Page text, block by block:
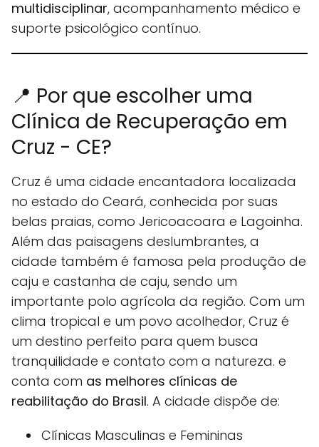
multidisciplinar, acompanhamento médico e
suporte psicológico contínuo.
📍 Por que escolher uma
Clínica de Recuperação em
Cruz - CE?
Cruz é uma cidade encantadora localizada
no estado do Ceará, conhecida por suas
belas praias, como Jericoacoara e Lagoinha.
Além das paisagens deslumbrantes, a
cidade também é famosa pela produção de
caju e castanha de caju, sendo um
importante polo agrícola da região. Com um
clima tropical e um povo acolhedor, Cruz é
um destino perfeito para quem busca
tranquilidade e contato com a natureza. e
conta com as melhores clínicas de
reabilitação do Brasil. A cidade dispõe de:
Clínicas Masculinas e Femininas